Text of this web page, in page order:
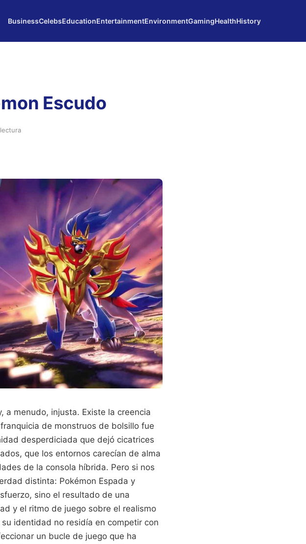
BusinessCelebsEducationEntertainmentEnvironmentGamingHealthHistory
Escudo
a menudo, injusta. Existe la creencia
de monstruos de bolsillo fue
desperdiciada que dejó cicatrices
que los entornos carecían de alma
de la consola híbrida. Pero si nos
distinta: Pokémon Espada y
sino el resultado de una
y el ritmo de juego sobre el realismo
identidad no residía en competir con
un bucle de juego que ha